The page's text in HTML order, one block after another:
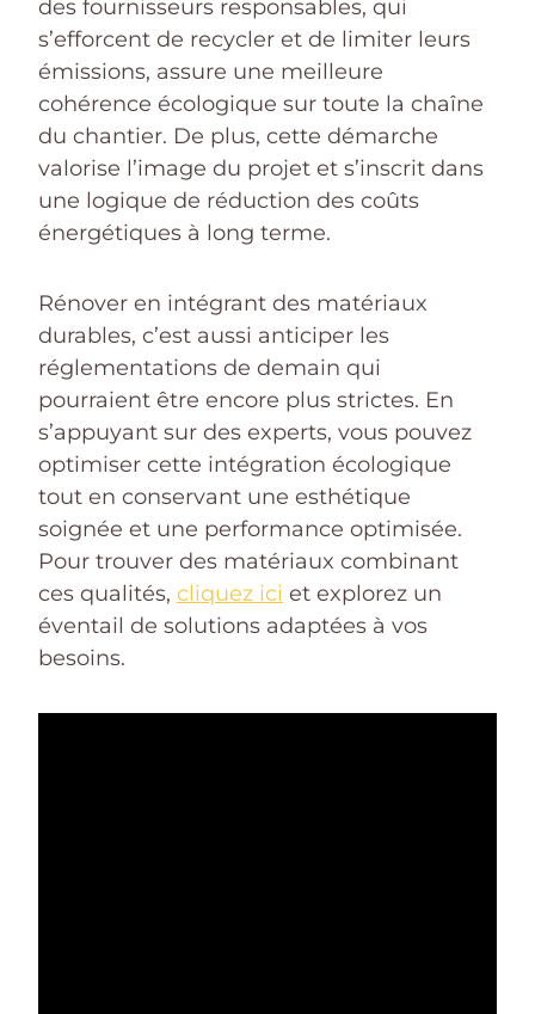
des fournisseurs responsables, qui
s’efforcent de recycler et de limiter leurs
émissions, assure une meilleure
cohérence écologique sur toute la chaîne
du chantier. De plus, cette démarche
valorise l’image du projet et s’inscrit dans
une logique de réduction des coûts
énergétiques à long terme.
Rénover en intégrant des matériaux
durables, c’est aussi anticiper les
réglementations de demain qui
pourraient être encore plus strictes. En
s’appuyant sur des experts, vous pouvez
optimiser cette intégration écologique
tout en conservant une esthétique
soignée et une performance optimisée.
Pour trouver des matériaux combinant
ces qualités, cliquez ici et explorez un
éventail de solutions adaptées à vos
besoins.